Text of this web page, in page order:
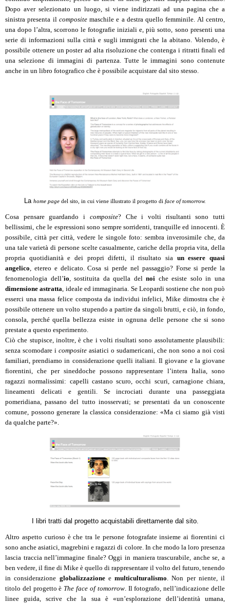
Dopo aver selezionato un luogo, si viene indirizzati ad una pagina che a
sinistra presenta il compositemaschile e a destra quello femminile. Al centro,
una dopo l’altra, scorrono le fotografie iniziali e, più sotto, sono presenti una
serie di informazioni sulla città e sugli immigrati che la abitano. Volendo, è
possibile ottenere un poster ad alta risoluzione che contenga i ritratti finali ed
una selezione di immagini di partenza. Tutte le immagini sono contenute
anche in un libro fotografico che è possibile acquistare dal sito stesso.
La home page del sito, in cui viene illustrato il progetto di face of tomorrow.
Cosa pensare guardando i composite? Che i volti risultanti sono tutti
bellissimi, che le espressioni sono sempre sorridenti, tranquille ed innocenti. È
possibile, città per città, vedere le singole foto: sembra inverosimile che, da
una tale varietà di persone scelte casualmente, cariche della propria vita, della
propria quotidianità e dei propri difetti, il risultato sia un essere quasi
angelico , etereo e delicato. Cosa si perde nel passaggio? Forse si perde la
fenomenologia dell’io , sostituita da quella delnoi che esiste solo in una
dimensione astratta , ideale ed immaginaria. Se Leopardi sostiene che non può
esserci una massa felice composta da individui infelici, Mike dimostra che è
possibile ottenere un volto stupendo a partire da singoli brutti, e ciò, in fondo,
consola, perché quella bellezza esiste in ognuna delle persone che si sono
prestate a questo esperimento.
Ciò che stupisce, inoltre, è che i volti risultati sono assolutamente plausibili:
senza scomodare i composite asiatici o sudamericani, che non sono a noi così
familiari, prendiamo in considerazione quelli italiani. Il giovane e la giovane
fiorentini, che per sineddoche possono rappresentare l’intera Italia, sono
ragazzi normalissimi: capelli castano scuro, occhi scuri, carnagione chiara,
lineamenti delicati e gentili. Se incrociati durante una passeggiata
pomeridiana, passano del tutto inosservati; se presentati da un conoscente
comune, possono generare la classica considerazione: «Ma ci siamo già visti
da qualche parte?».
I libri tratti dal progetto acquistabili direttamente dal sito.
Altro aspetto curioso è che tra le persone fotografate insieme ai fiorentini ci
sono anche asiatici, magrebini e ragazzi di colore. In che modo la loro presenza
lascia traccia nell’immagine finale? Oggi in maniera trascurabile, anche se, a
ben vedere, il fine di Mike è quello di rappresentare il volto del futuro, tenendo
in considerazione globalizzazione e multiculturalismo . Non per niente, il
titolo del progetto è The face of tomorrow. Il fotografo, nell’indicazione delle
linee guida, scrive che la sua è «un’esplorazione dell’identità umana,